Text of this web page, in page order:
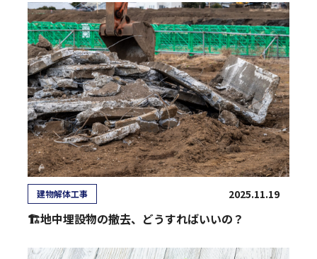
建物解体工事 2025.11.19
🏗️地中埋設物の撤去、どうすればいいの？